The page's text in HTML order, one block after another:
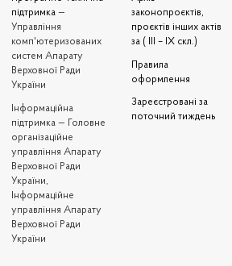
підтримка —
Управління
комп'ютеризованих
систем Апарату
Верховної Ради
України
Iнформаційна
підтримка — Головне
організаційне
управління Апарату
Верховної Ради
України,
Інформаційне
управління Апарату
Верховної Ради
України
законопроєктів,
проєктів інших актів
за ( III – IX скл.)
Правила
оформлення
Зареєстровані за
поточний тиждень